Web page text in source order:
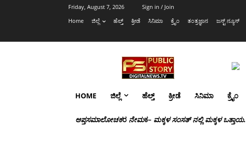
Friday, August 7, 2026
Sign in / Join
Home
ಜಿಲ್ಲೆ ಹೆಲ್ತ್ ಕ್ರೀಡೆ ಸಿನಿಮಾ ಕ್ರೈಂ ತಂತ್ರಜ್ಞಾನ ಜಸ್ಟ್ ನ್ಯೂಸ್
HOME ಜಿಲ್ಲೆ ಹೆಲ್ತ್ ಕ್ರೀಡೆ ಸಿನಿಮಾ ಕ್ರೈಂ
ಆಪ್ತಸಮಾಲೋಚಕರ ನೇಮಕ– ಮಕ್ಕಳ ಸಂಸತ್ ನಲ್ಲಿ ಮಕ್ಕಳ ಒತ್ತಾಯ.